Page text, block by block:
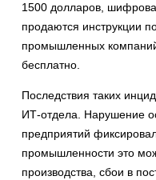
1500 долларов,
продаются инструкции
промышленных
бесплатно.
Последствия таких
ИТ-отдела. Нарушение
предприятий
промышленности это
производства, сбои в